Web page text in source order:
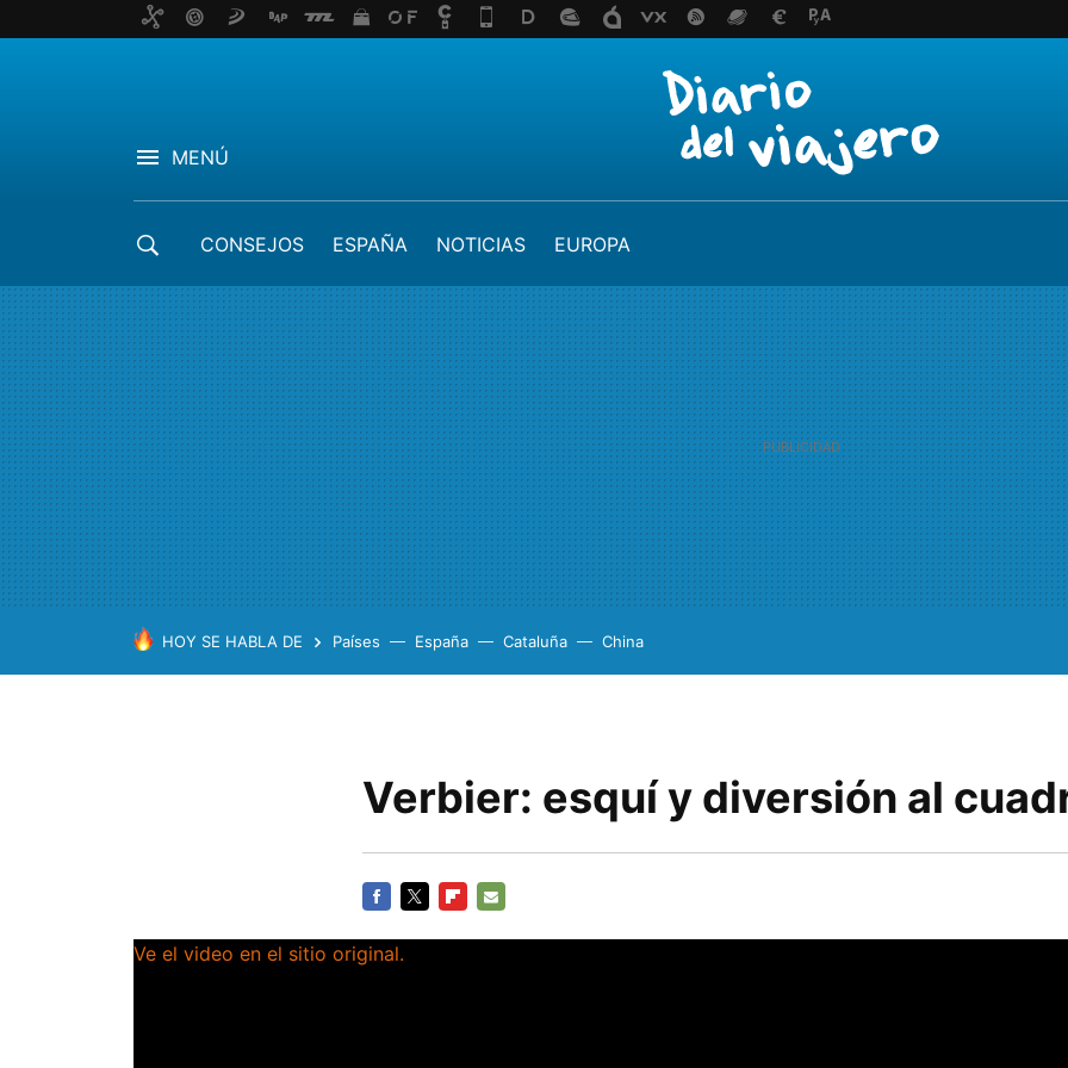
MENÚ
CONSEJOS ESPAÑA NOTICIAS EUROPA
HOY SE HABLA DE Países España Cataluña China
Verbier: esquí y diversión al
Ve el video en el sitio original.